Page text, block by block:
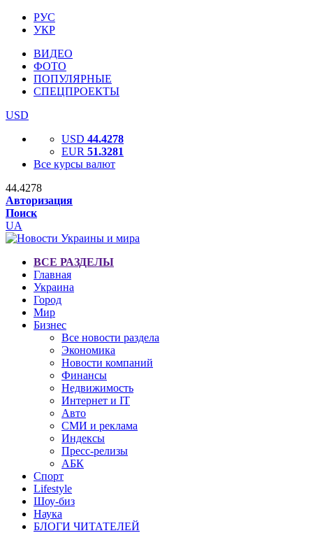
РУС
УКР
ВИДЕО
ФОТО
ПОПУЛЯРНЫЕ
СПЕЦПРОЕКТЫ
USD
USD 44.4278
EUR 51.3281
Все курсы валют
44.4278
Авторизация
Поиск
UA
ВСЕ РАЗДЕЛЫ
Главная
Украина
Город
Мир
Бизнес
Все новости раздела
Экономика
Новости компаний
Финансы
Недвижимость
Интернет и IT
Авто
СМИ и реклама
Индексы
Пресс-релизы
АБК
Спорт
Lifestyle
Шоу-биз
Наука
БЛОГИ ЧИТАТЕЛЕЙ